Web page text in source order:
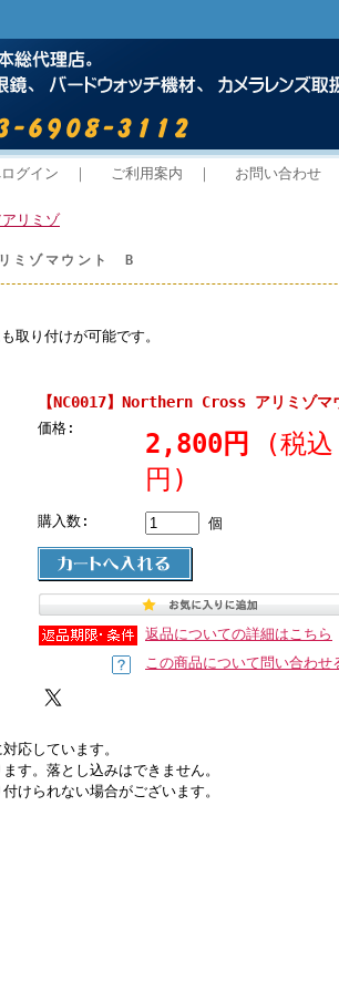
グイン ｜ ご利用案内 ｜ お問い合わせ
リミゾ
ミゾマウント B
取り付けが可能です。
【NC0017】Northern Cross アリミゾ
価格:
2,800円
(税
円)
購入数: 個
返品についての詳細はこちら
この商品について問い合わせ
応しています。
す。落とし込みはできません。
けられない場合がございます。